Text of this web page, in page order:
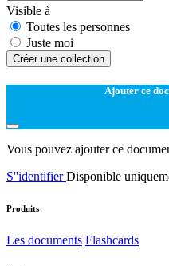
Visible à
Toutes les personnes
Juste moi
Créer une collection
Ajouter ce
Vous pouvez ajouter ce
S''identifierDisponible
Produits
Les documents Flashcards